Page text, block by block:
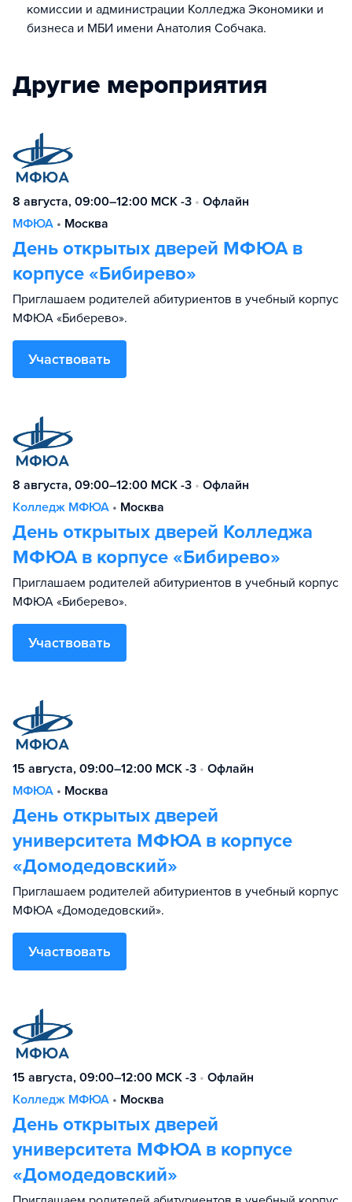
комиссии и администрации Колледжа Экономики и
бизнеса и МБИ имени Анатолия Собчака.
Другие мероприятия
8 августа, 09:00–12:00 МСК -3 • Офлайн
МФЮА • Москва
День открытых дверей МФЮА в
корпусе «Бибирево»
Приглашаем родителей абитуриентов в учебный корпус
МФЮА «Биберево».
Участвовать
8 августа, 09:00–12:00 МСК -3 • Офлайн
Колледж МФЮА • Москва
День открытых дверей Колледжа
МФЮА в корпусе «Бибирево»
Приглашаем родителей абитуриентов в учебный корпус
МФЮА «Биберево».
Участвовать
15 августа, 09:00–12:00 МСК -3 • Офлайн
МФЮА • Москва
День открытых дверей
университета МФЮА в корпусе
«Домодедовский»
Приглашаем родителей абитуриентов в учебный корпус
МФЮА «Домодедовский».
Участвовать
15 августа, 09:00–12:00 МСК -3 • Офлайн
Колледж МФЮА • Москва
День открытых дверей
университета МФЮА в корпусе
«Домодедовский»